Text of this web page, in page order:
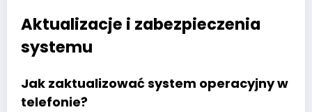
Aktualizacje i zabezpieczenia
systemu
Jak zaktualizować system operacyjny w
telefonie?